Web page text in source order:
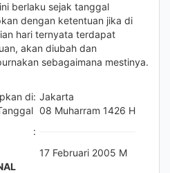
berlaku sejak tanggal
dengan ketentuan jika di
hari ternyata terdapat
akan diubah dan
sebagaimana mestinya.
di: Jakarta
:
08 Muharram 1426 H
17 Februari 2005 M